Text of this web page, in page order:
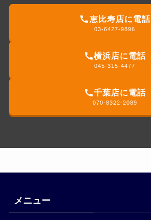
恵比寿店に電話
03-6427-9896
横浜店に電話
045-315-4477
千葉店に電話
070-8322-2089
メニュー